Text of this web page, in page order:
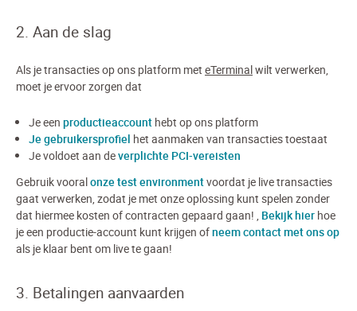
2. Aan de slag
Als je transacties op ons platform met eTerminalwilt verwerken,
moet je ervoor zorgen dat
Je een productieaccount hebt op ons platform
Je gebruikersprofiel het aanmaken van transacties toestaat
Je voldoet aan deverplichte PCI-vereisten
Gebruik vooralonze test environmentvoordat je live transacties
gaat verwerken, zodat je met onze oplossing kunt spelen zonder
dat hiermee kosten of contracten gepaard gaan! , Bekijk hier hoe
je een productie-account kunt krijgen ofneem contact met ons op
als je klaar bent om live te gaan!
3. Betalingen aanvaarden